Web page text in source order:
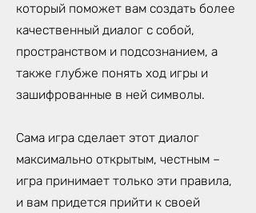
который поможет вам создать более
качественный диалог с собой,
пространством и подсознанием, а
также глубже понять ход игры и
зашифрованные в ней символы.
Сама игра сделает этот диалог
максимально открытым, честным –
игра принимает только эти правила,
и вам придется прийти к своей